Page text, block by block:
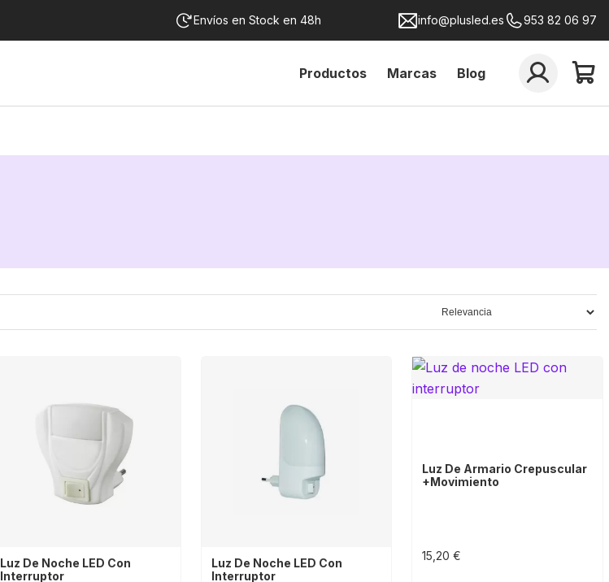
Envíos en Stock en 48h info@plusled.es 953 82 06 97
Productos Marcas Blog
Luz De Noche LED Con
Interruptor
Luz De Noche LED Con
Interruptor
Luz De Armario Crepuscular
+movimiento
15,20 €